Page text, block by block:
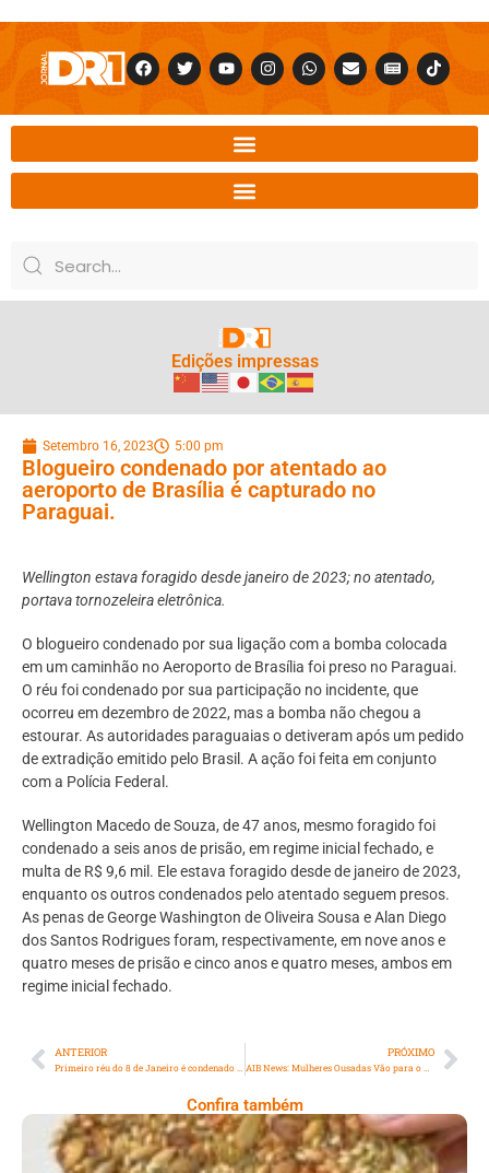
Edições impressas
Setembro 16, 2023 5:00 pm
Blogueiro condenado por atentado ao
aeroporto de Brasília é capturado no
Paraguai.
Wellington estava foragido desde janeiro de 2023; no atentado,
portava tornozeleira eletrônica.
O blogueiro condenado por sua ligação com a bomba colocada
em um caminhão no Aeroporto de Brasília foi preso no Paraguai.
O réu foi condenado por sua participação no incidente, que
ocorreu em dezembro de 2022, mas a bomba não chegou a
estourar. As autoridades paraguaias o detiveram após um pedido
de extradição emitido pelo Brasil. A ação foi feita em conjunto
com a Polícia Federal.
Wellington Macedo de Souza, de 47 anos, mesmo foragido foi
condenado a seis anos de prisão, em regime inicial fechado, e
multa de R$ 9,6 mil. Ele estava foragido desde de janeiro de 2023,
enquanto os outros condenados pelo atentado seguem presos.
As penas de George Washington de Oliveira Sousa e Alan Diego
dos Santos Rodrigues foram, respectivamente, em nove anos e
quatro meses de prisão e cinco anos e quatro meses, ambos em
regime inicial fechado.
ANTERIOR PRÓXIMO
Confira também